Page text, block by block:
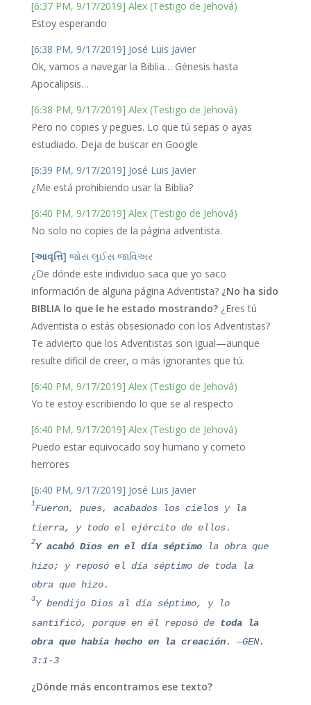
[6:37 PM, 9/17/2019] Alex (Testigo de Jehová)
Estoy esperando
[6:38 PM, 9/17/2019] José Luis Javier
Ok, vamos a navegar la Biblia… Génesis hasta
Apocalipsis…
[6:38 PM, 9/17/2019] Alex (Testigo de Jehová)
Pero no copies y pegues. Lo que tú sepas o ayas
estudiado. Deja de buscar en Google
[6:39 PM, 9/17/2019] José Luis Javier
¿Me está prohibiendo usar la Biblia?
[6:40 PM, 9/17/2019] Alex (Testigo de Jehová)
No solo no copies de la página adventista.
[આવૃત્તિ] જોસ લુઈસ જાવિઅર
¿De dónde este individuo saca que yo saco
información de alguna página Adventista? ¿No ha sido
BIBLIA lo que le he estado mostrando?¿Eres tú
Adventista o estás obsesionado con los Adventistas?
Te advierto que los Adventistas son igual—aunque
resulte dificil de creer, o más ignorantes que tú.
[6:40 PM, 9/17/2019] Alex (Testigo de Jehová)
Yo te estoy escribiendo lo que se al respecto
[6:40 PM, 9/17/2019] Alex (Testigo de Jehová)
Puedo estar equivocado soy humano y cometo
herrores
[6:40 PM, 9/17/2019] José Luis Javier
1Fueron, pues, acabados los cielos y la
tierra, y todo el ejército de ellos.
2Y acabó Dios en el día séptimola obra que
hizo; y reposó el día séptimo de toda la
obra que hizo.
3Y bendijo Dios al día séptimo, y lo
santificó, porque en él reposó detoda la
obra que había hecho en la creación. —GEN.
3:1-3
¿Dónde más encontramos ese texto?